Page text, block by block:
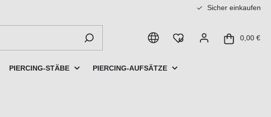
Sicher einkaufen
0,00 €
PIERCING-STÄBE PIERCING-AUFSÄTZE